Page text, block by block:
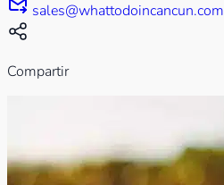
sales@whattodoincancun.com
Compartir